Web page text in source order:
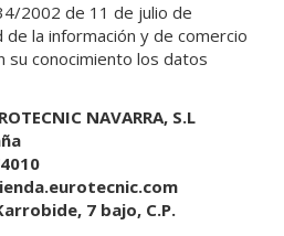
2002 de 11 de julio de
la información y de comercio
su conocimiento los datos
NAVARRA, S.L
7 bajo, C.P.